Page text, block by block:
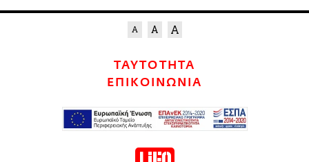
ΤΑΥΤΟΤΗΤΑ
ΕΠΙΚΟΙΝΩΝΙΑ